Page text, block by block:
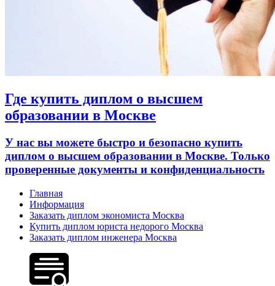
Где купить диплом о высшем
образовании в Москве
У нас вы можете быстро и безопасно купить
диплом о высшем образовании в Москве. Только
проверенные документы и конфиденциальность
Главная
Информация
Заказать диплом экономиста Москва
Купить диплом юриста недорого Москва
Заказать диплом инженера Москва